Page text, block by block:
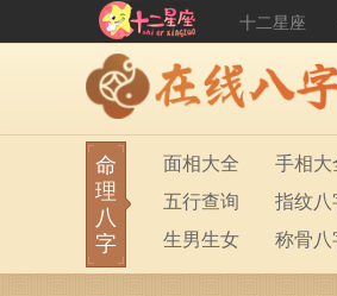
十二星座
命
理
八
字
面相大全
手相大
五行查询
指纹八
生男生女
称骨八